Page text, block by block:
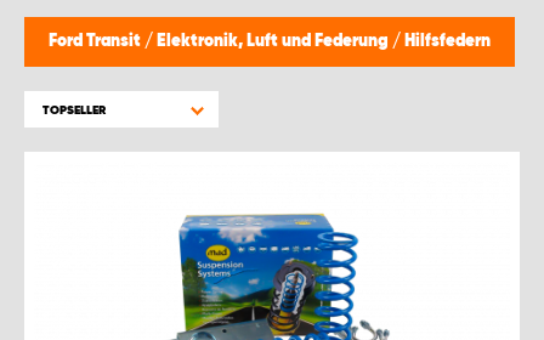
Ford Transit / Elektronik, Luft und Federung / Hilfsfedern
TOPSELLER